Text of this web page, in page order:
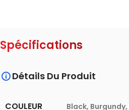
Spécifications
Détails Du Produit
COULEUR Black, Burgundy,